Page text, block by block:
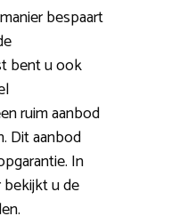
bespaart
bent u ook
ruim aanbod
Dit aanbod
In
u de